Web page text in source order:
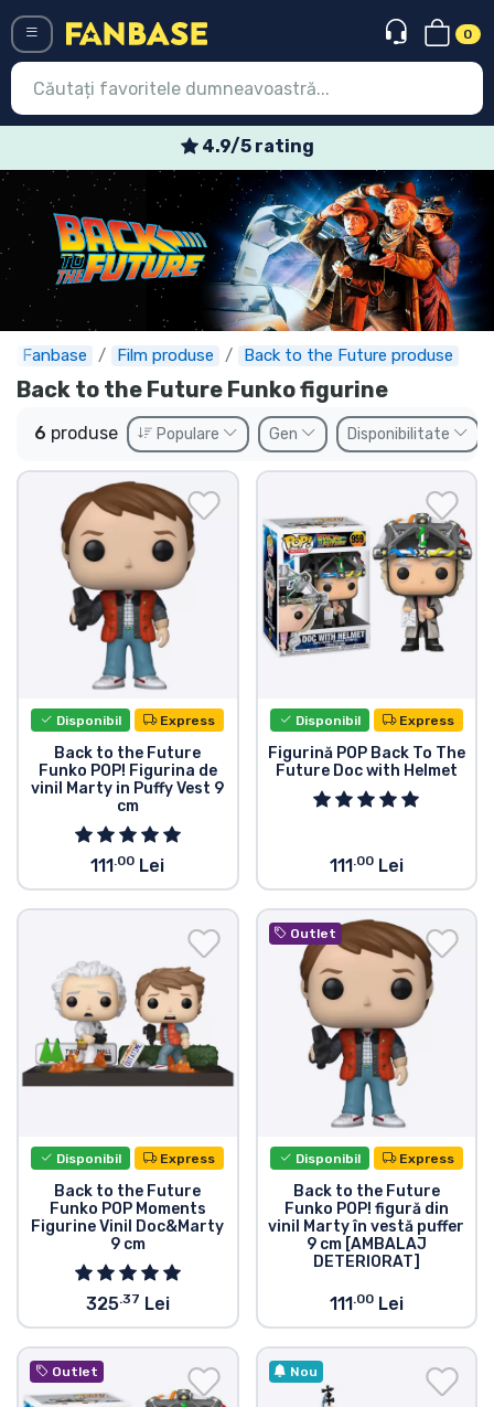
0
4.9/5 rating
Fanbase Film produse Back to the Future produse
Back to the Future Funko figurine
6 produse Populare Gen Disponibilitate
Disponibil Express
Back to the Future
Funko POP! Figurina de
vinil Marty in Puffy Vest 9
cm
111.00 Lei
Disponibil Express
Figurină POP Back To The
Future Doc with Helmet
111.00Lei
Disponibil Express
Back to the Future
Funko POP Moments
Figurine Vinil Doc&Marty
9 cm
325.37 Lei
Outlet
Disponibil Express
Back to the Future
Funko POP! figură din
vinil Marty în vestă puffer
9 cm [AMBALAJ
DETERIORAT]
111.00Lei
Outlet Nou
Conectați-vă Înregistrare
Ultimele
Oferte
Expres
Precomenzi
Outlet produse
Transport și plată
Sortare după serie
Sortare după filme
Sortare după desene animate
Sortare după Anime
Sortare după jocuri
Sortare după sport
Sortare după muzică
Tipuri de produse
Mărci